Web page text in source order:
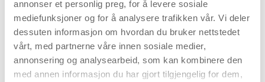
annonser et personlig preg, for å levere sosiale
mediefunksjoner og for å analysere trafikken vår. Vi deler
dessuten informasjon om hvordan du bruker nettstedet
vårt, med partnerne våre innen sosiale medier,
annonsering og analysearbeid, som kan kombinere den
med annen informasjon du har gjort tilgjengelig for dem,